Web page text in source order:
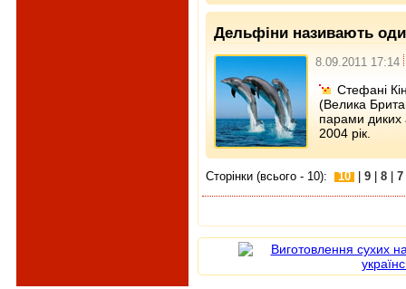
Дельфіни називають
8.09.2011 17:14
Стефані
(Велика
парами диких
2004 рік.
Сторінки (всього - 10): 10 | 9 | 8 | 7